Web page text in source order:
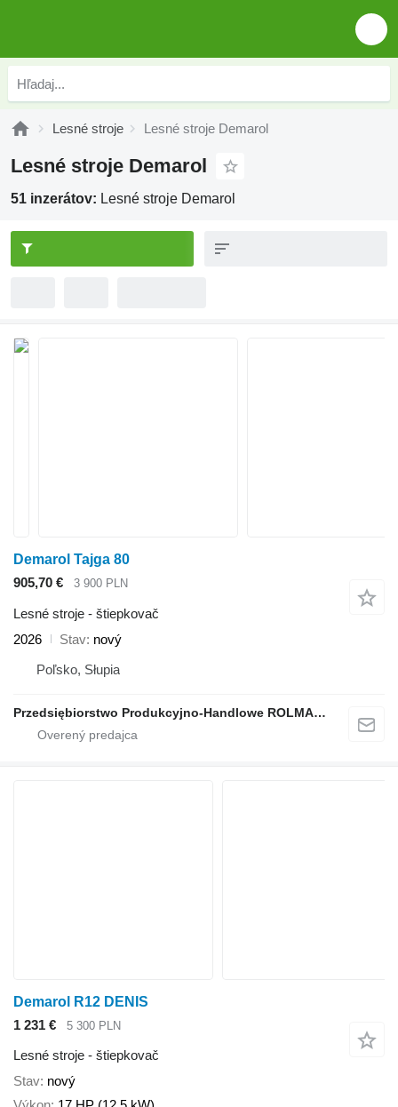
Lesné stroje Lesné stroje Demarol
Lesné stroje Demarol
51 inzerátov: Lesné stroje Demarol
Demarol Tajga 80
905,70 €
3 900 PLN
Lesné stroje - štiepkovač
2026
Stav nový
Poľsko, Słupia
Przedsiębiorstwo Produkcyjno-Handlowe ROLMAPOL Marcin Dziekan
Demarol R12 DENIS
1 231 €
5 300 PLN
Lesné stroje - štiepkovač
Stav nový